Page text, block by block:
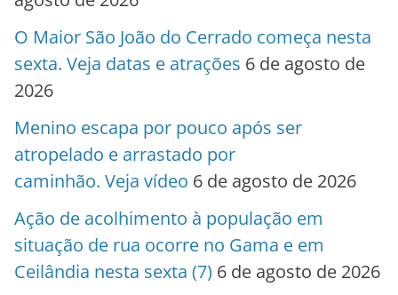
O Maior São João do Cerrado começa nesta
sexta. Veja datas e atrações 6 de agosto de
2026
Menino escapa por pouco após ser
atropelado e arrastado por
caminhão. Veja vídeo 6 de agosto de 2026
Ação de acolhimento à população em
situação de rua ocorre no Gama e em
Ceilândia nesta sexta (7) 6 de agosto de 2026